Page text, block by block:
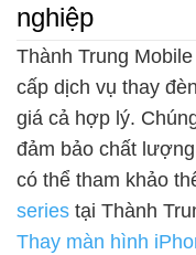
nghiệp
Thành Trung
cấp dịch vụ thay
giá cả hợp lý.
đảm bảo chất
có thể tham khảo
series tại Thành
Thay màn hình